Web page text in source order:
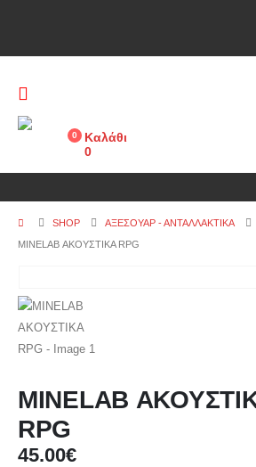
0
Καλάθι
0
SHOP
ΑΞΕΣΟΥΑΡ - ΑΝΤΑΛΛΑΚΤΙΚΑ
MINELAB ΑΚΟΥΣΤΙΚΑ RPG
MINELAB
RPG
45.00€